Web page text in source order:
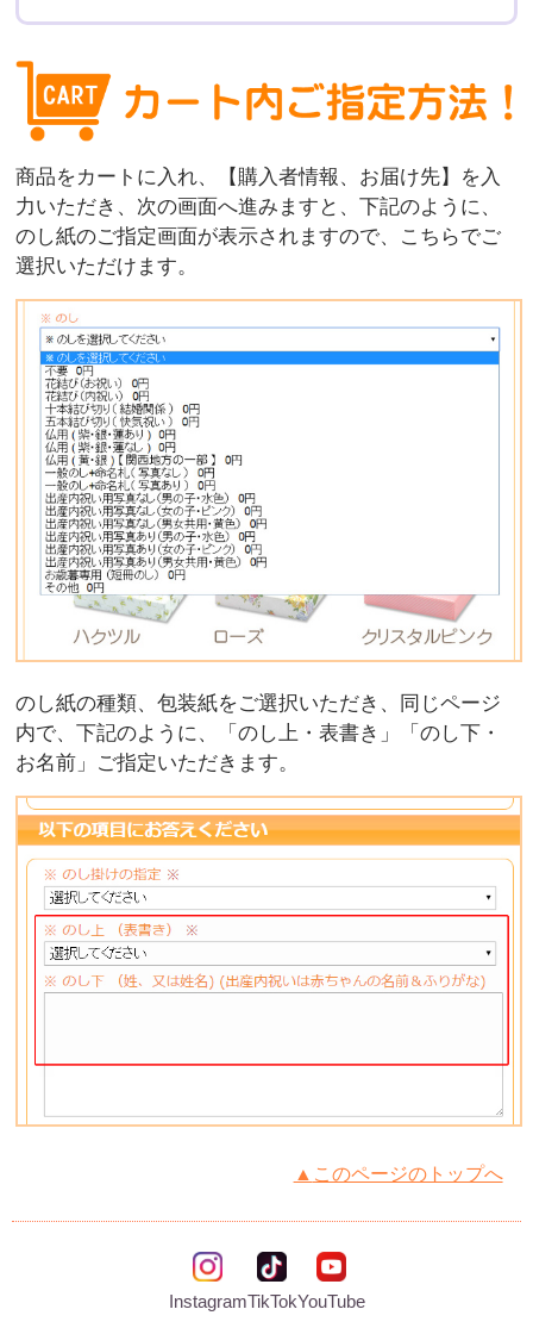
商品をカートに入れ、【購入者情報、お届け先】を入
力いただき、次の画面へ進みますと、下記のように、
のし紙のご指定画面が表示されますので、こちらでご
選択いただけます。
のし紙の種類、包装紙をご選択いただき、同じページ
内で、下記のように、「のし上・表書き」「のし下・
お名前」ご指定いただきます。
▲ このページのトップへ
InstagramTikTokYouTube